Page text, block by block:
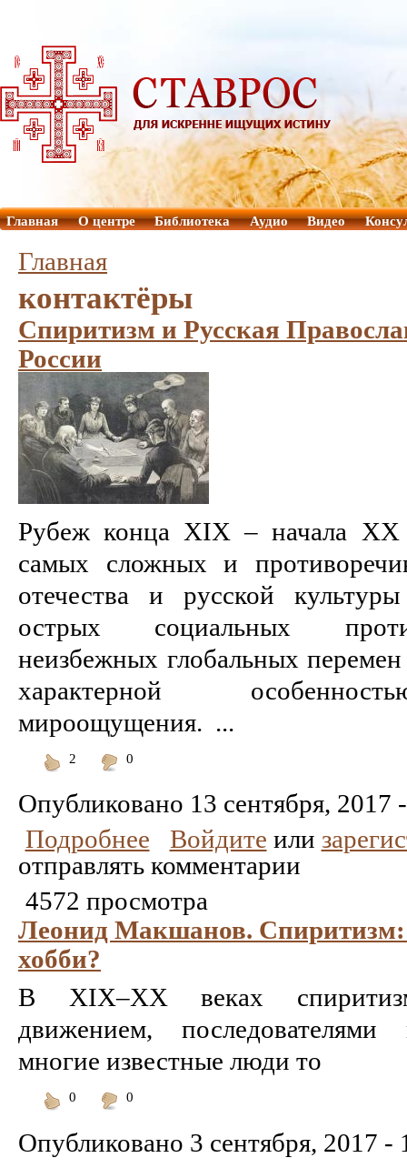
Главная О центре Библиотека Аудио Видео
Главная
контактёры
Спиритизм и Русская
России
Рубеж конца XIX – начала XX
самых сложных и
отечества и русской
острых социальных
неизбежных глобальных
характерной
мироощущения. ...
2
0
Опубликовано 13 сентября, 2017
Подробнее
Войдите или
отправлять комментарии
4572 просмотра
Леонид Макшанов. Спиритизм:
хобби?
В XIX–XX веках
движением, последователями
многие известные люди то
0
0
Опубликовано 3 сентября, 2017 -